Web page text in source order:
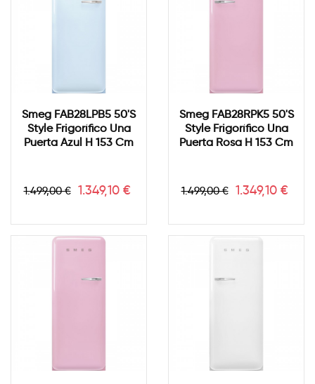
Smeg FAB28LPB5 50's
Style Frigorífico Una
Puerta Azul H 153 Cm
Precio
1.499,00 € Precio
1.349,10 €
Smeg FAB28RPK5 50's
Style Frigorífico Una
Puerta Rosa H 153 Cm
Precio
1.499,00 € Precio
1.349,10 €